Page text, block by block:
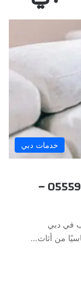
خدمات دبي
شركة تنظيف كنب في دبي 0555980700 –
في دبي